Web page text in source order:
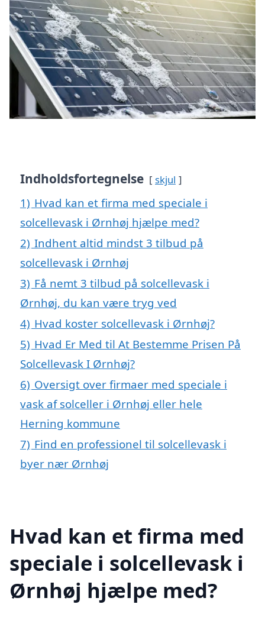
Indholdsfortegnelse skjul
1) Hvad kan et firma med speciale i
solcellevask i Ørnhøj hjælpe med?
2) Indhent altid mindst 3 tilbud på
solcellevask i Ørnhøj
3) Få nemt 3 tilbud på solcellevask i
Ørnhøj, du kan være tryg ved
4) Hvad koster solcellevask i Ørnhøj?
5) Hvad Er Med til At Bestemme Prisen På
Solcellevask I Ørnhøj?
6) Oversigt over firmaer med speciale i
vask af solceller i Ørnhøj eller hele
Herning kommune
7) Find en professionel til solcellevask i
byer nær Ørnhøj
Hvad kan et firma med
speciale i solcellevask i
Ørnhøj hjælpe med?